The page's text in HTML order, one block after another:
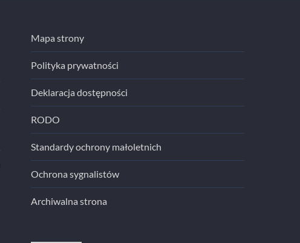
Mapa strony
Polityka prywatności
Deklaracja dostępności
RODO
Standardy ochrony małoletnich
Ochrona sygnalistów
Archiwalna strona